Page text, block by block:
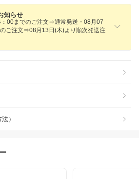
知らせ
：00までのご注文⇒通常発送・08月07
ご注文⇒08月13日(木)より順次発送注
）